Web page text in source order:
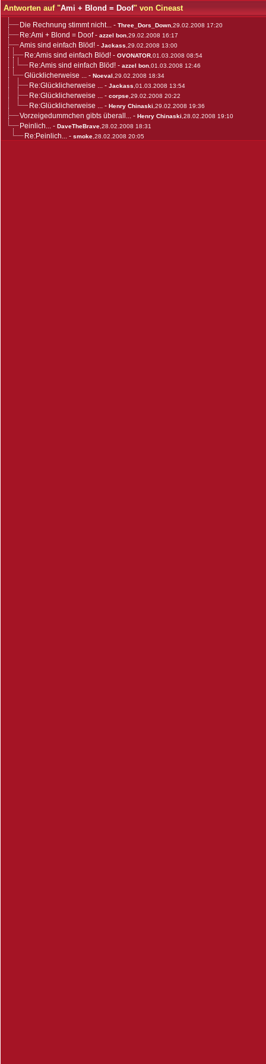
Antworten auf "Ami + Blond = Doof" von Cineast
Die Rechnung stimmt nicht... - Three_Dors_Down ,29.02.2008 17:20
Re:Ami + Blond = Doof- azzel bon ,29.02.2008 16:17
Amis sind einfach Blöd! - Jackass ,29.02.2008 13:00
Re:Amis sind einfach Blöd! - OVONATOR ,01.03.2008 08:54
Re:Amis sind einfach Blöd! - azzel bon ,01.03.2008 12:46
Glücklicherweise ... - Noeval ,29.02.2008 18:34
Re:Glücklicherweise ... - Jackass ,01.03.2008 13:54
Re:Glücklicherweise ... - corpse ,29.02.2008 20:22
Re:Glücklicherweise ... - Henry Chinaski ,29.02.2008 19:36
Vorzeigedummchen gibts überall... - Henry Chinaski ,28.02.2008 19:10
Peinlich... - DaveTheBrave ,28.02.2008 18:31
Re:Peinlich... - smoke ,28.02.2008 20:05